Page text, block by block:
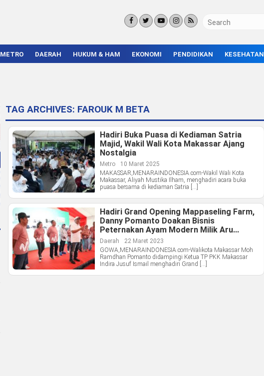
METRO DAERAH HUKUM & HAM EKONOMI PENDIDIKAN KESEHATAN
TAG ARCHIVES: FAROUK M BETA
Hadiri Buka Puasa di Kediaman Satria
Majid, Wakil Wali Kota Makassar Ajang
Nostalgia
Metro
10 Maret 2025
MAKASSAR,MENARAINDONESIA.com-Wakil Wali Kota
Makassar, Aliyah Mustika Ilham, menghadiri acara buka
puasa bersama di kediaman Satria […]
Hadiri Grand Opening Mappaseling Farm,
Danny Pomanto Doakan Bisnis
Peternakan Ayam Modern Milik Aru
Sukses
Daerah
22 Maret 2023
GOWA,MENARAINDONESIA.com-Walikota Makassar Moh
Ramdhan Pomanto didampingi Ketua TP PKK Makassar
Indira Jusuf Ismail menghadiri Grand […]